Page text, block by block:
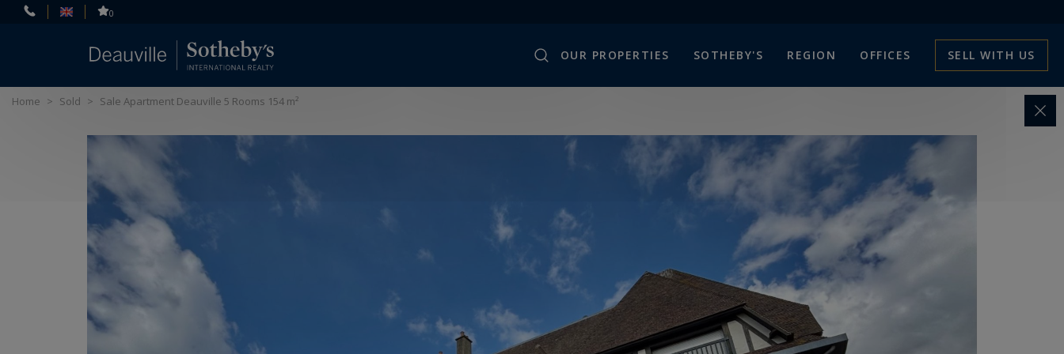
0
OUR PROPERTIES SOTHEBY'S REGION OFFICES SELL WITH US
Home > Sold > Sale Apartment Deauville 5 Rooms 154 m²
Cookies management panel